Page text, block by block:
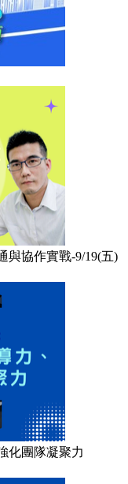
與協作實戰-9/19(五)
化團隊凝聚力